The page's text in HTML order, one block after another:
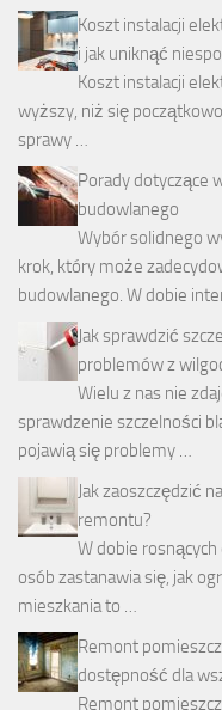
Koszt instalacji
i jak uniknąć
Koszt instalacji
wyższy, niż się
sprawy …
Porady dotyczące
budowlanego
Wybór solidnego
krok, który może
budowlanego. W dobie
Jak sprawdzić
problemów z
Wielu z nas nie
sprawdzenie szczelności
pojawią się problemy …
Jak zaoszczędzić
remontu?
W dobie
osób zastanawia się, jak
mieszkania to …
Remont
dostępność dla
Remont